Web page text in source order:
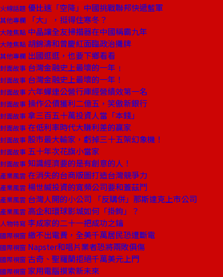
火線話題 優比速「空降」中國挑戰聯邦快遞藍軍
其他專欄 「大」，挺得住寒冬？
大陸焦點 中晶讓全友掃描器在中國稱霸九年
大陸焦點 胡錦濤和曾慶紅面臨政治攤牌
其他專欄 出國逛逛，也要下鄉看看
封面故事 台灣金融史上最壞的一年﹗
封面故事 台灣金融史上最壞的一年！
封面故事 六年蟬連公營行庫經營績效第一名
封面故事 操作公債獲利二億五，笑傲新銀行
封面故事 拿三百五十萬投資人當「本錢」
封面故事 在低利率時代大賺利差的贏家
封面故事 股市最大輸家，虧掉三十五架幻象機！
封面故事 五十年次花旗小當家
封面故事 知識經濟要的是有創意的人！
產業風雲 在消失的台商版圖打造台灣競爭力
產業風雲 楊世緘投資的寬頻公司要和蓋茲鬥
產業風雲 台灣人開的小公司 「反購併」那斯達克上市公司
產業風雲 高企和環球影城如何「掛鉤」？
人物特寫 李成家的二十一把成功之鑰
國際視窗 繳不出電費，全美千萬居民恐遭斷電
國際視窗 Napster和唱片業者恐將兩敗俱傷
國際視窗 古奇、聖羅蘭拒絕千萬美元上門
國際視窗 家用電腦摸索新未來